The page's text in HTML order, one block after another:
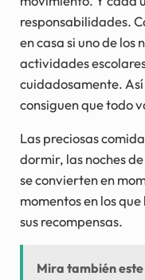
responsabilidades.
en casa si uno de los
actividades
cuidadosamente.
consiguen que todo
Las preciosas
dormir, las noches
se convierten en
momentos en los
sus recompensas.
Mira también